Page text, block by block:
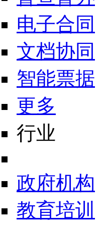
电子合同
文档协同
智能票据
更多
行业
政府机构
教育培训